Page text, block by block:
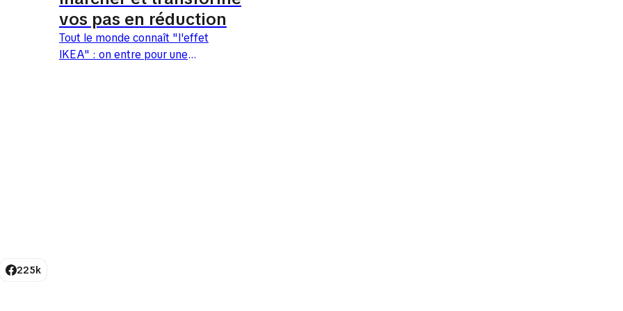
vos pas en réduction
Tout le monde connaît "l'effet
IKEA" : on entre pour une
225k